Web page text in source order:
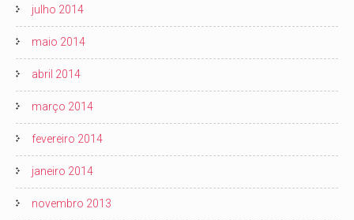
julho 2014
maio 2014
abril 2014
março 2014
fevereiro 2014
janeiro 2014
novembro 2013